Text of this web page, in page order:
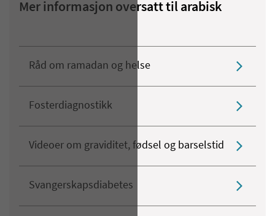
Mer informasjon oversatt til arabisk
Råd om ramadan og helse
Fosterdiagnostikk
Videoer om graviditet, fødsel og barselstid
Svangerskapsdiabetes